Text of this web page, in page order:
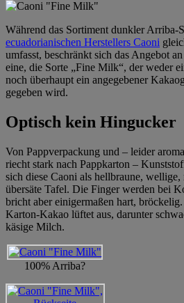
Während das Sortiment dunkler Arriba-
ecuadorianischen Herstellers Caoni
umfasst, beschränkt sich das Angebot
eine, die Sorte „Fine Milk“, der weder
noch überhaupt ein angegebener
gegeben wird.
Optisch kein Hingucker
Von Pappverpackung und – leider
riecht stark nach Pappkarton –
sich diese Caoni als hellbraune,
übersäte Tafel. Die Finger werden bei
bricht aber einigermaßen hart,
Karton-Kakao lüftet aus, darunter
käsige Milch.
100% Arriba?